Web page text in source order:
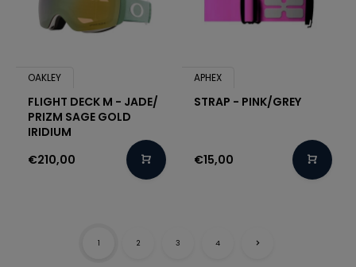
OAKLEY
FLIGHT DECK M - JADE/
PRIZM SAGE GOLD
IRIDIUM
€210,00
APHEX
STRAP - PINK/GREY
€15,00
1 2 3 4